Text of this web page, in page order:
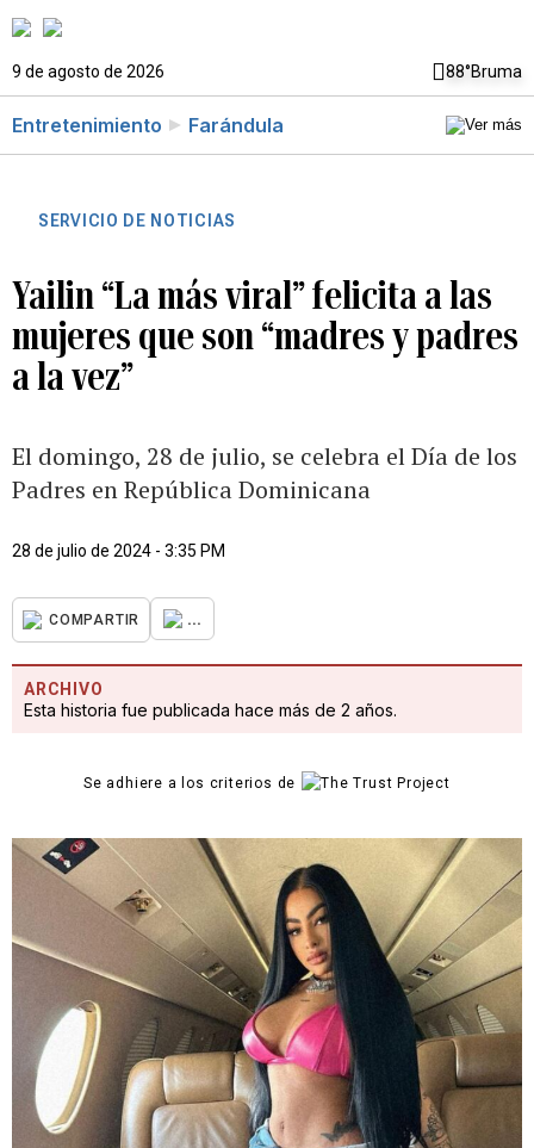
9 de agosto de 2026 88°Bruma
Entretenimiento Farándula
SERVICIO DE NOTICIAS
Yailin “La más viral” felicita a las
mujeres que son “madres y padres
a la vez”
El domingo, 28 de julio, se celebra el Día de los
Padres en República Dominicana
28 de julio de 2024 - 3:35 PM
COMPARTIR ...
ARCHIVO
Esta historia fue publicada hace más de 2 años.
Se adhiere a los criterios de